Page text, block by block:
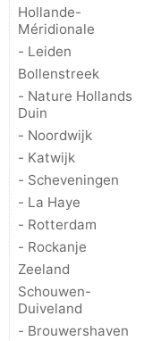
Hollande-
Méridionale
- Leiden
Bollenstreek
- Nature Hollands
Duin
- Noordwijk
- Katwijk
- Scheveningen
- La Haye
- Rotterdam
- Rockanje
Zeeland
Schouwen-
Duiveland
- Brouwershaven